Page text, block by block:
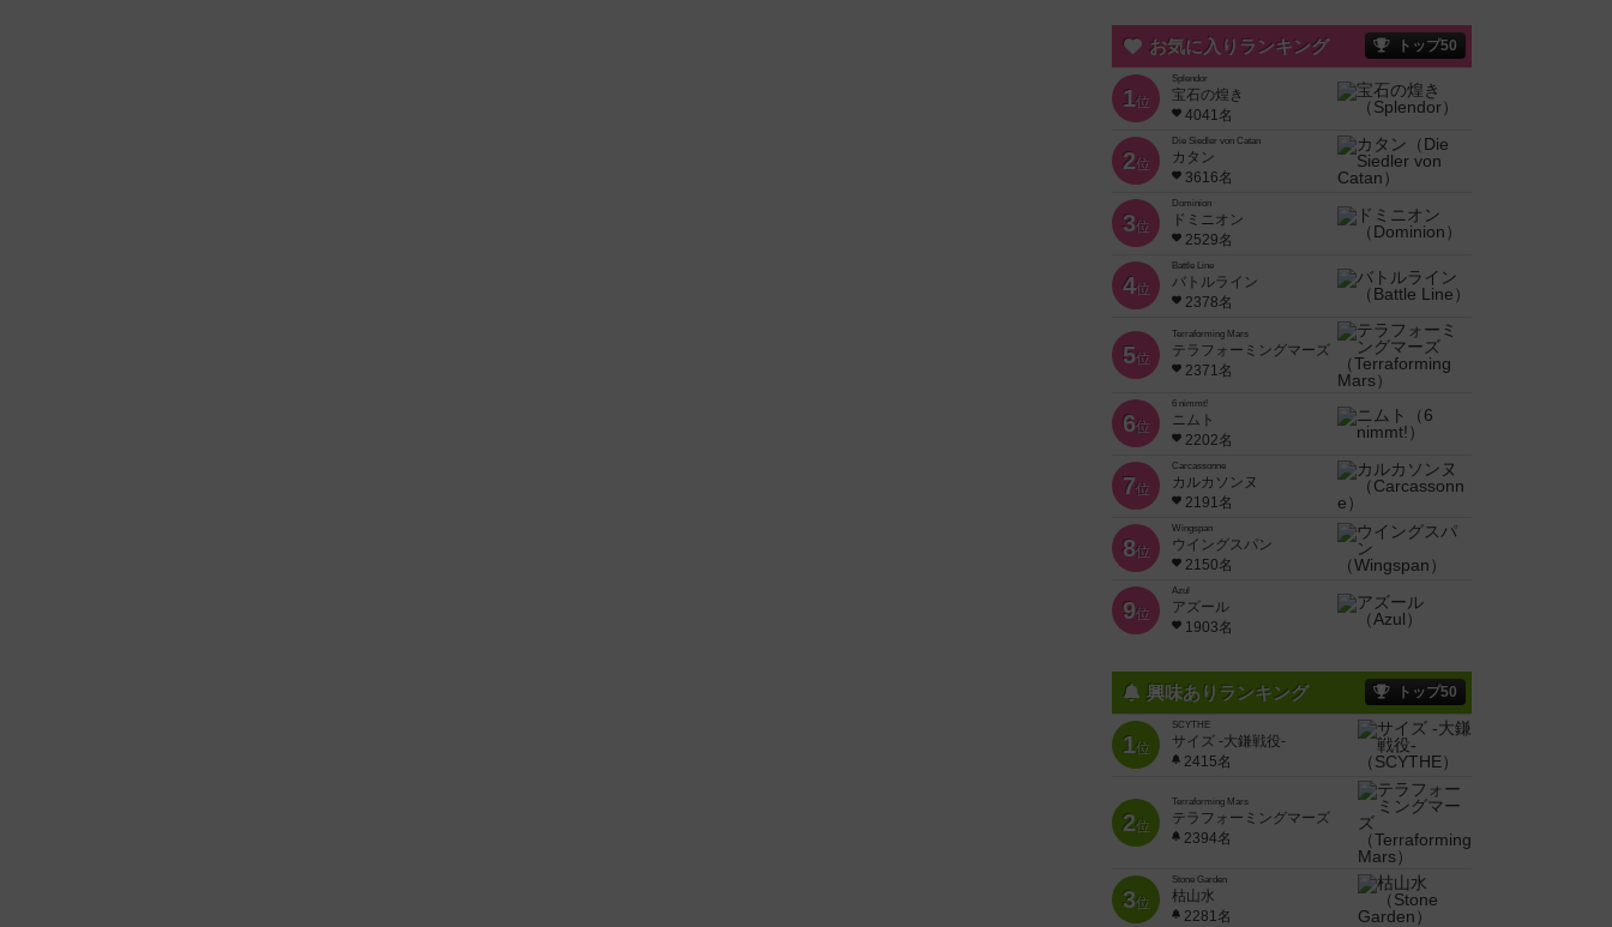
お気に入りランキング トップ50
1位
Splendor
宝石の煌き
4041名
2位
Die Siedler von Catan
カタン
3616名
3位
Dominion
ドミニオン
2529名
4位
Battle Line
バトルライン
2378名
5位
Terraforming Mars
テラフォーミングマーズ
2371名
6位
6 nimmt!
ニムト
2202名
7位
Carcassonne
カルカソンヌ
2191名
8位
Wingspan
ウイングスパン
2150名
9位
Azul
アズール
1903名
興味ありランキング トップ50
1位
SCYTHE
サイズ -大鎌戦役-
2415名
2位
Terraforming Mars
テラフォーミングマーズ
2394名
3位
Stone Garden
枯山水
2281名